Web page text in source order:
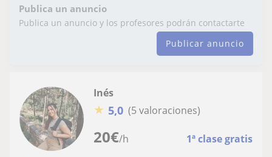
Publica un anuncio
Publica un anuncio y los profesores podrán contactarte
Publicar anuncio
20€/h 1ª clase gratis
Inés
★ 5,0 (5 valoraciones)